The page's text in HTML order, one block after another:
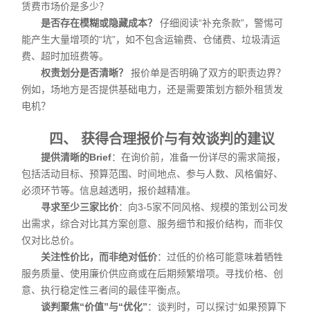
赁费市场价是多少？
是否存在模糊或隐藏成本？
仔细阅读“补充条款”，警惕可
能产生大量增项的“坑”，如不包含运输费、仓储费、垃圾清运
费、超时加班费等。
权责划分是否清晰？
报价单是否明确了双方的职责边界？
例如，场地方是否提供基础电力，还是需要策划方额外租赁发
电机？
四、 获得合理报价与有效谈判的建议
提供清晰的Brief：在询价前，准备一份详尽的需求简报，
包括活动目标、预算范围、时间地点、参与人数、风格偏好、
必须环节等。信息越透明，报价越精准。
寻求至少三家比价：向3-5家不同风格、规模的策划公司发
出需求，综合对比其方案创意、服务细节和报价结构，而非仅
仅对比总价。
关注性价比，而非绝对低价：过低的价格可能意味着牺牲
服务质量、使用廉价供应商或在后期频繁增项。寻找价格、创
意、执行稳定性三者间的最佳平衡点。
谈判聚焦“价值”与“优化”：谈判时，可以探讨“如果预算下